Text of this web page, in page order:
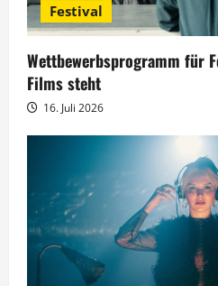
Festival
Wettbewerbsprogramm für
Films steht
16. Juli 2026